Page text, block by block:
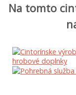
Na tomto